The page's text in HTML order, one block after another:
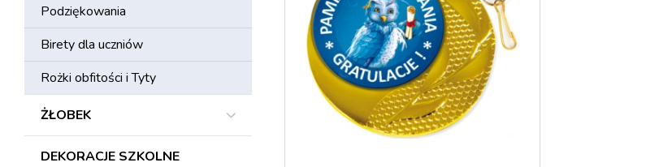
Podziękowania
Birety dla uczniów
Rożki obfitości i Tyty
ŻŁOBEK
DEKORACJE SZKOLNE